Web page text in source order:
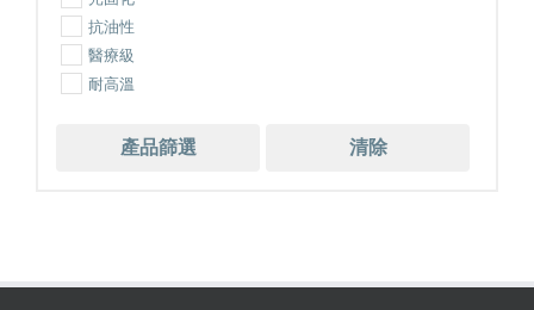
抗油性
醫療級
耐高溫
產品篩選 清除